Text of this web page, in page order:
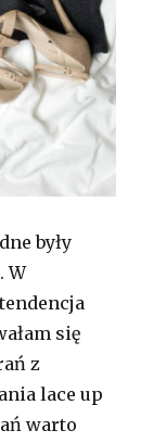
były
W
się
z
lace up
warto